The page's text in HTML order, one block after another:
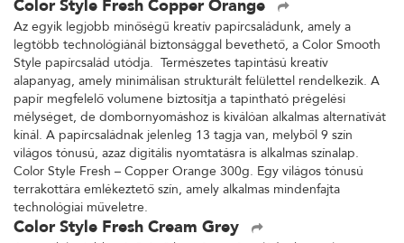
Color Style Fresh Copper Orange
Az egyik legjobb minőségű kreatív papírcsaládunk, amely a
legtöbb technológiánál biztonsággal bevethető, a Color Smooth
Style papírcsalád utódja. Természetes tapintású kreatív
alapanyag, amely minimálisan strukturált felülettel rendelkezik. A
papír megfelelő volumene biztosítja a tapintható prégelési
mélységet, de dombornyomáshoz is kiválóan alkalmas alternatívát
kínál. A papírcsaládnak jelenleg 13 tagja van, melyből 9 szín
világos tónusú, azaz digitális nyomtatásra is alkalmas színalap.
Color Style Fresh – Copper Orange 300g. Egy világos tónusú
terrakottára emlékeztető szín, amely alkalmas mindenfajta
technológiai műveletre.
Color Style Fresh Cream Grey